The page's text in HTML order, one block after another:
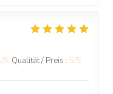
/5 Qualität / Preis : 5/5